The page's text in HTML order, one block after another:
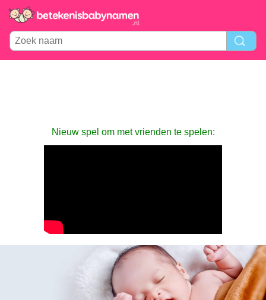
Nieuw spel om met vrienden te spelen: